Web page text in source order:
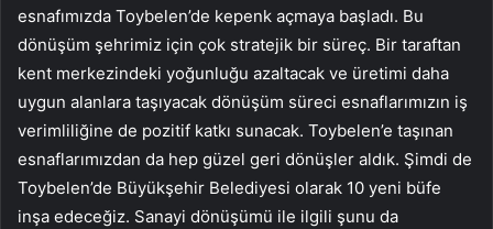
esnafımızda Toybelen’de kepenk açmaya başladı. Bu
dönüşüm şehrimiz için çok stratejik bir süreç. Bir taraftan
kent merkezindeki yoğunluğu azaltacak ve üretimi daha
uygun alanlara taşıyacak dönüşüm süreci esnaflarımızın iş
verimliliğine de pozitif katkı sunacak. Toybelen’e taşınan
esnaflarımızdan da hep güzel geri dönüşler aldık. Şimdi de
Toybelen’de Büyükşehir Belediyesi olarak 10 yeni büfe
inşa edeceğiz. Sanayi dönüşümü ile ilgili şunu da